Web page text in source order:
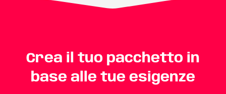
Crea il tuo pacchetto in
base alle tue esigenze